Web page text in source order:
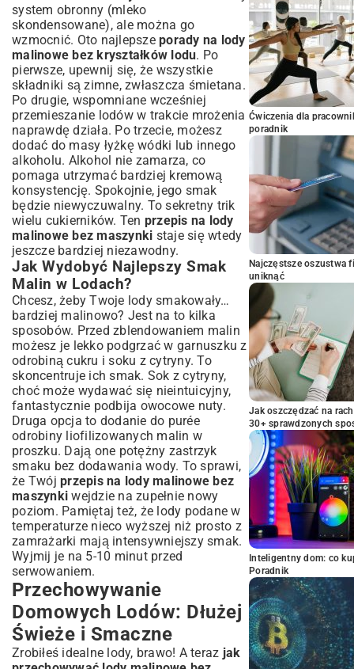
system obronny (mleko
skondensowane), ale można go
wzmocnić. Oto najlepsze porady na lody
malinowe bez kryształków lodu. Po
pierwsze, upewnij się, że wszystkie
składniki są zimne, zwłaszcza śmietana.
Po drugie, wspomniane wcześniej
przemieszanie lodów w trakcie mrożenia
naprawdę działa. Po trzecie, możesz
dodać do masy łyżkę wódki lub innego
alkoholu. Alkohol nie zamarza, co
pomaga utrzymać bardziej kremową
konsystencję. Spokojnie, jego smak
będzie niewyczuwalny. To sekretny trik
wielu cukierników. Ten przepis na lody
malinowe bez maszynki staje się wtedy
jeszcze bardziej niezawodny.
Jak Wydobyć Najlepszy Smak
Malin w Lodach?
Chcesz, żeby Twoje lody smakowały…
bardziej malinowo? Jest na to kilka
sposobów. Przed zblendowaniem malin
możesz je lekko podgrzać w garnuszku z
odrobiną cukru i soku z cytryny. To
skoncentruje ich smak. Sok z cytryny,
choć może wydawać się nieintuicyjny,
fantastycznie podbija owocowe nuty.
Druga opcja to dodanie do purée
odrobiny liofilizowanych malin w
proszku. Dają one potężny zastrzyk
smaku bez dodawania wody. To sprawi,
że Twój przepis na lody malinowe bez
maszynki wejdzie na zupełnie nowy
poziom. Pamiętaj też, że lody podane w
temperaturze nieco wyższej niż prosto z
zamrażarki mają intensywniejszy smak.
Wyjmij je na 5-10 minut przed
serwowaniem.
Przechowywanie
Domowych Lodów: Dłużej
Świeże i Smaczne
Zrobiłeś idealne lody, brawo! A teraz jak
Ćwiczenia dla
poradnik
Najczęstsze oszustwa
uniknąć
Jak oszczędzać na
30+ sprawdzonych
Inteligentny dom: co
Poradnik